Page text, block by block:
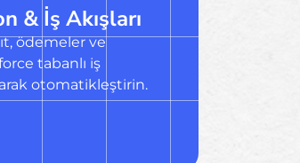
& İş Akışları
ödemeler ve
tabanlı iş
otomatikleştirin.